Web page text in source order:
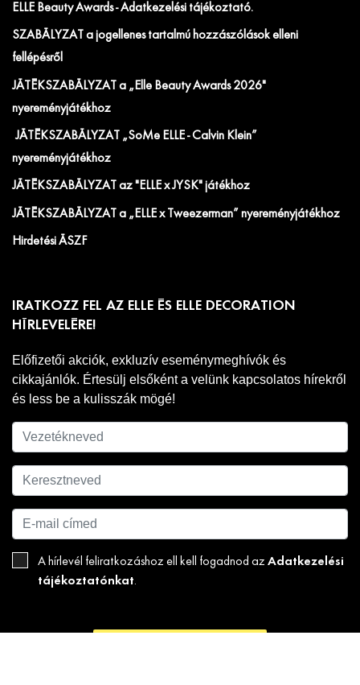
ELLE Beauty Awards - Adatkezelési tájékoztató.
SZABÁLYZAT a jogellenes tartalmú hozzászólások elleni
fellépésről
JÁTÉKSZABÁLYZAT a „Elle Beauty Awards 2026"
nyereményjátékhoz
JÁTÉKSZABÁLYZAT „SoMe ELLE - Calvin Klein”
nyereményjátékhoz
JÁTÉKSZABÁLYZAT az "ELLE x JYSK" játékhoz
JÁTÉKSZABÁLYZAT a „ELLE x Tweezerman” nyereményjátékhoz
Hirdetési ÁSZF
IRATKOZZ FEL AZ ELLE ÉS ELLE DECORATION
HÍRLEVELÉRE!
Előfizetői akciók, exkluzív eseménymeghívók és
cikkajánlók. Értesülj elsőként a velünk kapcsolatos hírekről
és less be a kulisszák mögé!
A hírlevél feliratkozáshoz ell kell fogadnod az Adatkezelési
tájékoztatónkat.